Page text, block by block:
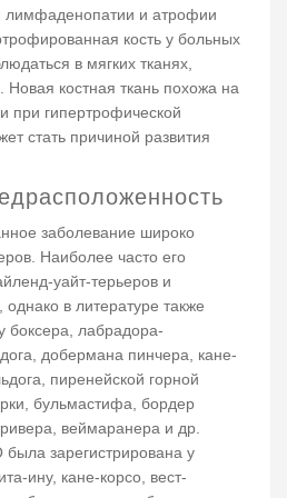
лимфаденопатии и атрофии
кость у больных
в мягких тканях,
костная ткань похожа на
при гипертрофической
стать причиной развития
заболевание широко
Наиболее часто его
уайт-терьеров и
в литературе также
боксера, лабрадора-
добермана пинчера, кане-
пиренейской горной
бульмастифа, бордер
веймаранера и др.
зарегистрирована у
ину, кане-корсо, вест-